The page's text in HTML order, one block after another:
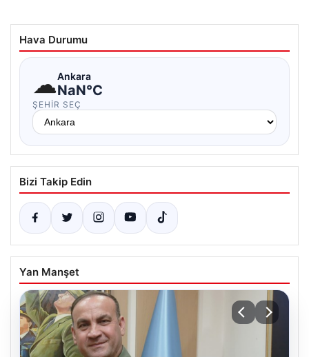
Hava Durumu
☁Ankara
NaN°C
ŞEHIR SEÇ
Bizi Takip Edin
Yan Manşet